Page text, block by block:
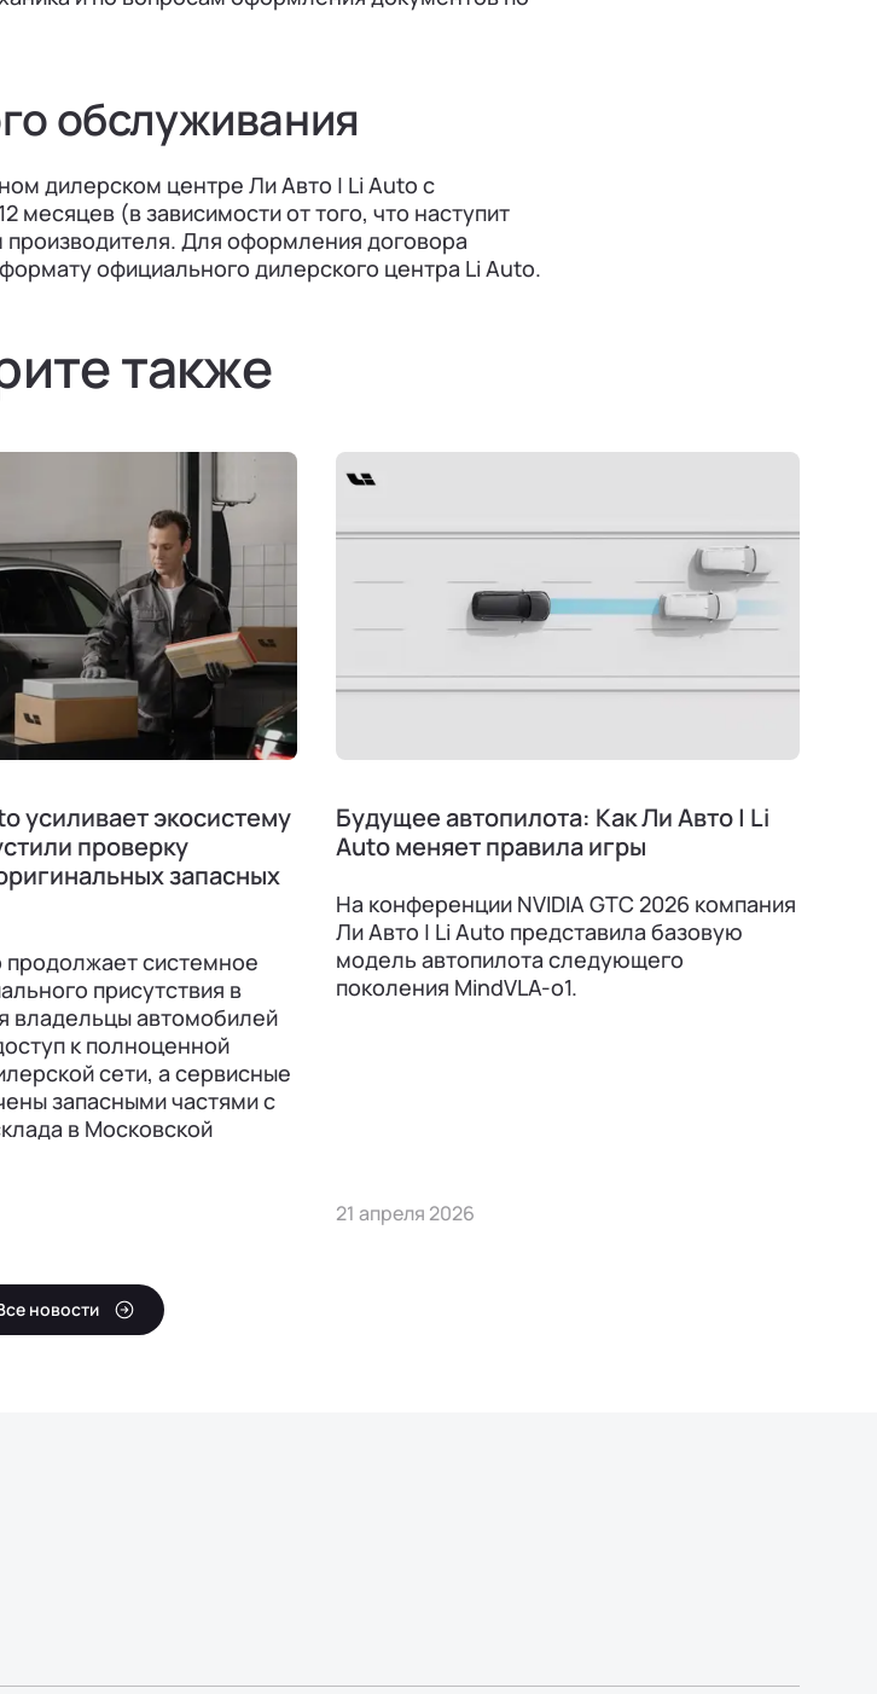
обслуживания
дилерском центре Ли Авто | Li Auto с
месяцев (в зависимости от того, что наступит
Для оформления договора
официального дилерского центра Li Auto.
также
усиливает экосистему
проверку
запасных
продолжает системное
присутствия в
владельцы автомобилей
к полноценной
сети, а сервисные
запасными частями с
в Московской
Будущее автопилота: Как Ли Авто | Li
Auto меняет правила игры
На конференции NVIDIA GTC 2026 компания
Ли Авто | Li Auto представила базовую
модель автопилота следующего
поколения MindVLA-о1.
21 апреля 2026
новости